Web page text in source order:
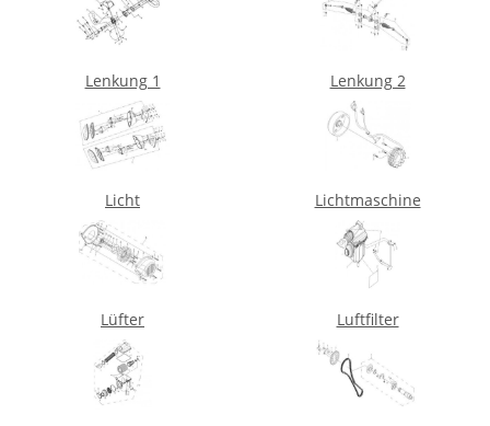
Lenkung 1 Lenkung 2
Licht Lichtmaschine
Lüfter Luftfilter